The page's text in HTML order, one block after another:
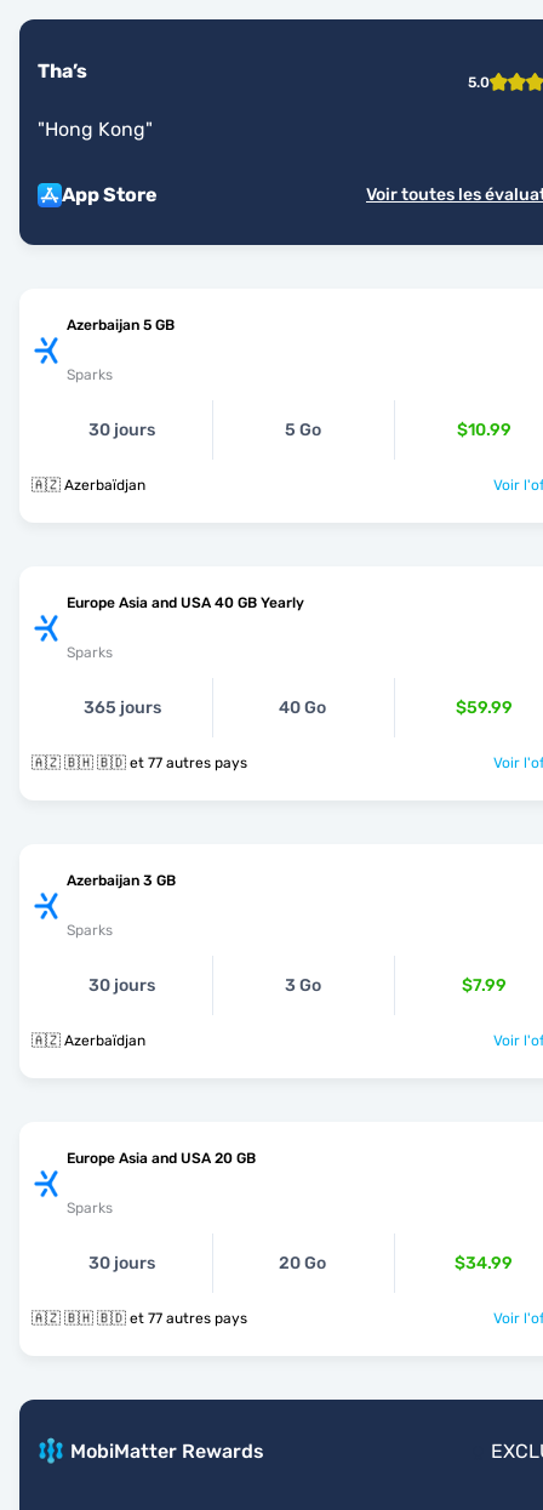
Tha’s 5.0
"Hong Kong"
App Store Voir toutes les
Azerbaijan 5 GB
Sparks
30 jours 5 Go $10.99
🇦🇿 Azerbaïdjan Voir
Europe Asia and USA 40 GB Yearly
Sparks
365 jours 40 Go $59.99
🇦🇿 🇧🇭 🇧🇩 et 77 autres pays Voir
Azerbaijan 3 GB
Sparks
30 jours 3 Go $7.99
🇦🇿 Azerbaïdjan Voir
Europe Asia and USA 20 GB
Sparks
30 jours 20 Go $34.99
🇦🇿 🇧🇭 🇧🇩 et 77 autres pays Voir
MobiMatter Rewards